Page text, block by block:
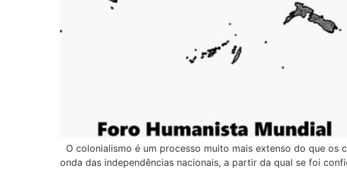
O colonialismo é um processo muito mais extenso do que
onda das independências nacionais, a partir da qual se foi